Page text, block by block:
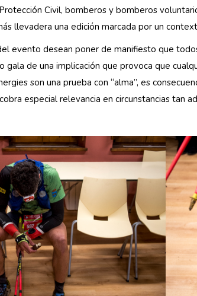
Protección Civil, bomberos y bomberos
llevadera una edición marcada por un
evento desean poner de manifiesto que
gala de una implicación que provoca que
son una prueba con “alma”, es
especial relevancia en circunstancias tan